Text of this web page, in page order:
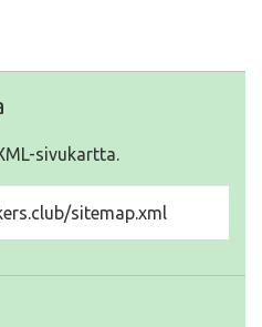
sivukartta.
sitemap.xml